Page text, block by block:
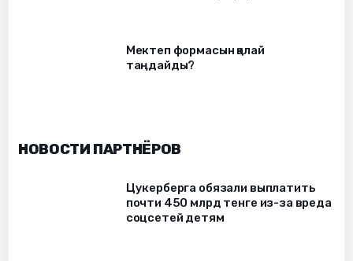
Мектеп формасын қалай
таңдайды?
НОВОСТИ ПАРТНЁРОВ
Цукерберга обязали выплатить
почти 450 млрд тенге из-за вреда
соцсетей детям